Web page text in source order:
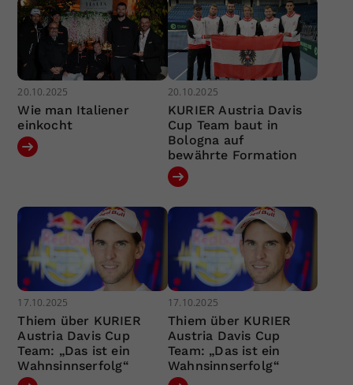
20.10.2025
Wie man Italiener
einkocht
20.10.2025
KURIER Austria Davis
Cup Team baut in
Bologna auf
bewährte Formation
17.10.2025
Thiem über KURIER
Austria Davis Cup
Team: „Das ist ein
Wahnsinnserfolg“
17.10.2025
Thiem über KURIER
Austria Davis Cup
Team: „Das ist ein
Wahnsinnserfolg“